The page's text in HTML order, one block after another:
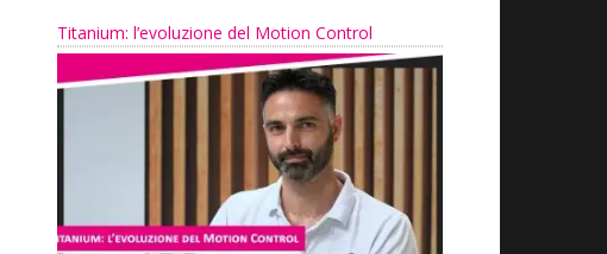
Titanium: l’evoluzione del Motion Control